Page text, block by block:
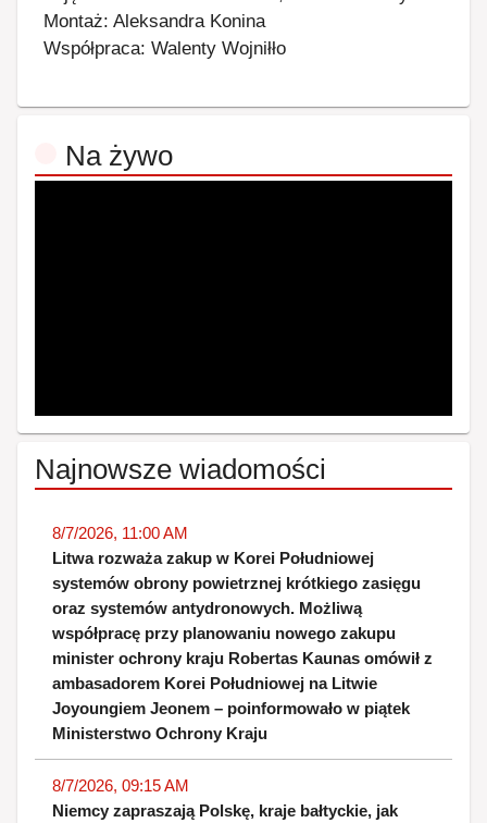
Montaż: Aleksandra Konina
Współpraca: Walenty Wojniłło
Na żywo
Najnowsze wiadomości
8/7/2026, 11:00 AM
Litwa rozważa zakup w Korei Południowej
systemów obrony powietrznej krótkiego zasięgu
oraz systemów antydronowych. Możliwą
współpracę przy planowaniu nowego zakupu
minister ochrony kraju Robertas Kaunas omówił z
ambasadorem Korei Południowej na Litwie
Joyoungiem Jeonem – poinformowało w piątek
Ministerstwo Ochrony Kraju
8/7/2026, 09:15 AM
Niemcy zapraszają Polskę, kraje bałtyckie, jak